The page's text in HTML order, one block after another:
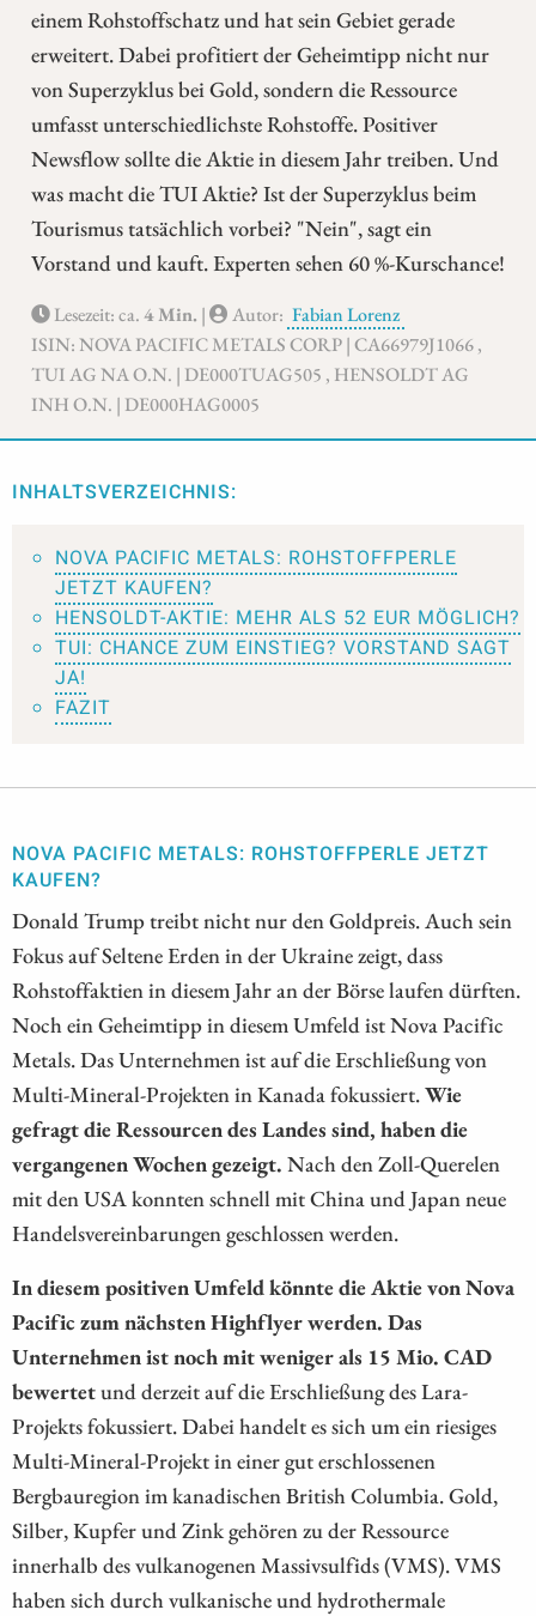
einem Rohstoffschatz und hat sein Gebiet gerade
erweitert. Dabei profitiert der Geheimtipp nicht nur
von Superzyklus bei Gold, sondern die Ressource
umfasst unterschiedlichste Rohstoffe. Positiver
Newsflow sollte die Aktie in diesem Jahr treiben. Und
was macht die TUI Aktie? Ist der Superzyklus beim
Tourismus tatsächlich vorbei? "Nein", sagt ein
Vorstand und kauft. Experten sehen 60 %-Kurschance!
Lesezeit: ca.4 Min. | Autor: Fabian Lorenz
ISIN: NOVA PACIFIC METALS CORP | CA66979J1066 ,
TUI AG NA O.N. | DE000TUAG505 , HENSOLDT AG
INH O.N. | DE000HAG0005
INHALTSVERZEICHNIS:
NOVA PACIFIC METALS: ROHSTOFFPERLE
JETZT KAUFEN?
HENSOLDT-AKTIE: MEHR ALS 52 EUR MÖGLICH?
TUI: CHANCE ZUM EINSTIEG? VORSTAND SAGT
JA!
FAZIT
NOVA PACIFIC METALS: ROHSTOFFPERLE JETZT
KAUFEN?
Donald Trump treibt nicht nur den Goldpreis. Auch sein
Fokus auf Seltene Erden in der Ukraine zeigt, dass
Rohstoffaktien in diesem Jahr an der Börse laufen dürften.
Noch ein Geheimtipp in diesem Umfeld ist Nova Pacific
Metals. Das Unternehmen ist auf die Erschließung von
Multi-Mineral-Projekten in Kanada fokussiert.Wie
gefragt die Ressourcen des Landes sind, haben die
vergangenen Wochen gezeigt. Nach den Zoll-Querelen
mit den USA konnten schnell mit China und Japan neue
Handelsvereinbarungen geschlossen werden.
In diesem positiven Umfeld könnte die Aktie von Nova
Pacific zum nächsten Highflyer werden. Das
Unternehmen ist noch mit weniger als 15 Mio. CAD
bewertetund derzeit auf die Erschließung des Lara-
Projekts fokussiert. Dabei handelt es sich um ein riesiges
Multi-Mineral-Projekt in einer gut erschlossenen
Bergbauregion im kanadischen British Columbia. Gold,
Silber, Kupfer und Zink gehören zu der Ressource
innerhalb des vulkanogenen Massivsulfids (VMS). VMS
haben sich durch vulkanische und hydrothermale